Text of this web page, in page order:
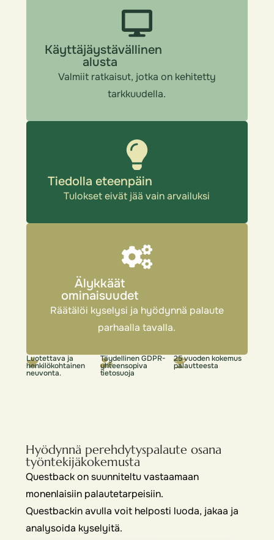
Käyttäjäystävällinen
alusta
Valmiit ratkaisut, jotka on kehitetty
tarkkuudella.
Tiedolla eteenpäin
Tulokset eivät jää vain arvailuksi
Älykkäät
ominaisuudet
Räätälöi kyselysi ja hyödynnä palaute
parhaalla tavalla.
Luotettava ja
henkilökohtainen
neuvonta.
Täydellinen GDPR-
yhteensopiva
tietosuoja
25 vuoden kokemus
palautteesta
Hyödynnä perehdytyspalaute osana
työntekijäkokemusta
Questback on suunniteltu vastaamaan
monenlaisiin palautetarpeisiin.
Questbackin avulla voit helposti luoda, jakaa ja
analysoida kyselyitä.